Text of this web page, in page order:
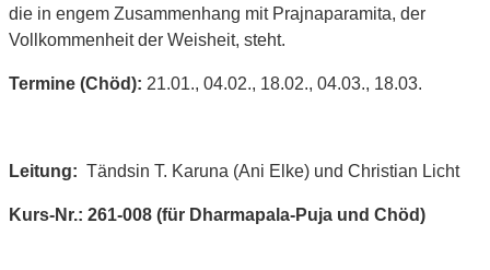
die in engem Zusammenhang mit Prajnaparamita, der
Vollkommenheit der Weisheit, steht.
Termine (Chöd): 21.01., 04.02., 18.02., 04.03., 18.03.
Leitung: Tändsin T. Karuna (Ani Elke) und Christian Licht
Kurs-Nr.: 261-008 (für Dharmapala-Puja und Chöd)